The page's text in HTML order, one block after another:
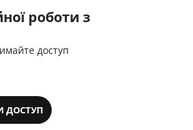
роботи з
доступ
ДОСТУП